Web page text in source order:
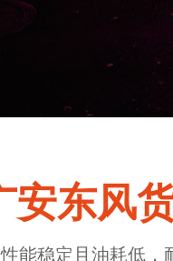
安东风
能稳定且油耗低，